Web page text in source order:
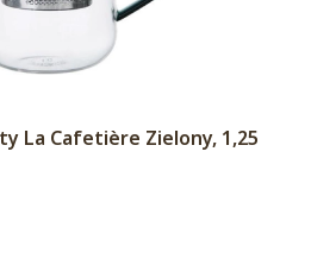
La Cafetière Zielony, 1,25